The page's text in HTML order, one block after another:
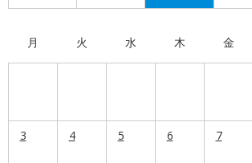
月 火 水 木 金
3 4 5 6 7